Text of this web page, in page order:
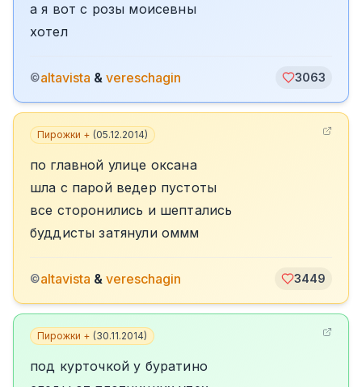
а я вот с розы моисевны
хотел
©altavista & vereschagin 3063
Пирожки + (05.12.2014)
по главной улице оксана
шла с парой ведер пустоты
все сторонились и шептались
буддисты затянули оммм
©altavista & vereschagin 3449
Пирожки + (30.11.2014)
под курточкой у буратино